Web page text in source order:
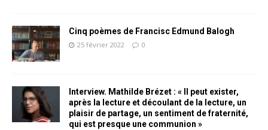
Cinq poèmes de Francisc Edmund Balogh
25 février 2022 0
Interview. Mathilde Brézet : « Il peut exister,
après la lecture et découlant de la lecture, un
plaisir de partage, un sentiment de fraternité,
qui est presque une communion »